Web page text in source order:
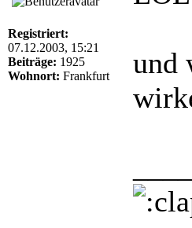
Registriert:
07.12.2003, 15:21
Beiträge: 1925
Wohnort: Frankfurt
und